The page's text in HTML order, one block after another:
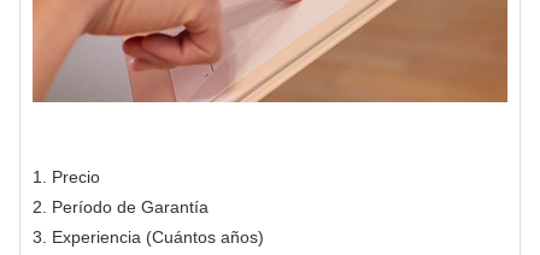
1. Precio
2. Período de Garantía
3. Experiencia (Cuántos años)